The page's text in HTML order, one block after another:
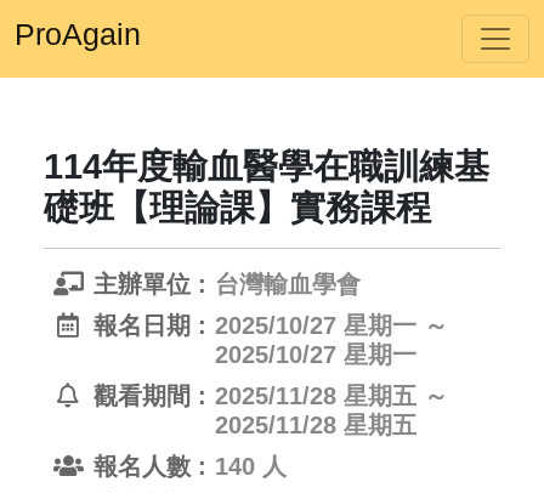
ProAgain
114年度輸血醫學在職訓練基
礎班【理論課】實務課程
主辦單位 : 台灣輸血學會
報名日期 : 2025/10/27 星期一 ～
2025/10/27 星期一
觀看期間 : 2025/11/28 星期五 ～
2025/11/28 星期五
報名人數 : 140 人